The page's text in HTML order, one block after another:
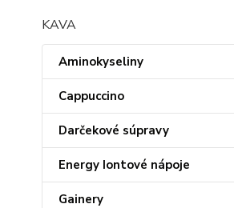
KAVA
Aminokyseliny
Cappuccino
Darčekové súpravy
Energy Iontové nápoje
Gainery